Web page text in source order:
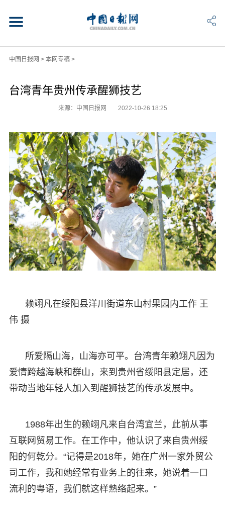
中国日报网 > 本网专稿>
台湾青年贵州传承醒狮技艺
来源：中国日报网 2022-10-26 18:25
赖翊凡在绥阳县洋川街道东山村果园内工作 王
伟 摄
所爱隔山海，山海亦可平。台湾青年赖翊凡因为
爱情跨越海峡和群山，来到贵州省绥阳县定居，还
带动当地年轻人加入到醒狮技艺的传承发展中。
1988年出生的赖翊凡来自台湾宜兰，此前从事
互联网贸易工作。在工作中，他认识了来自贵州绥
阳的何乾分。“记得是2018年，她在广州一家外贸公
司工作，我和她经常有业务上的往来，她说着一口
流利的粤语，我们就这样熟络起来。”